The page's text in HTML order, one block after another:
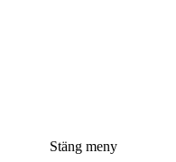
Stäng meny